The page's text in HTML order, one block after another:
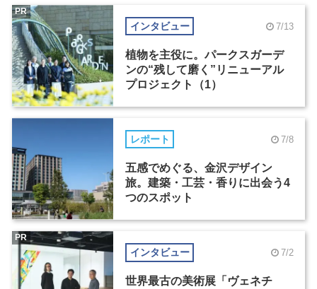
インタビュー 7/13
植物を主役に。パークスガーデ
ンの“残して磨く”リニューアル
プロジェクト（1）
PR
レポート 7/8
五感でめぐる、金沢デザイン
旅。建築・工芸・香りに出会う4
つのスポット
インタビュー 7/2
世界最古の美術展「ヴェネチ
PR